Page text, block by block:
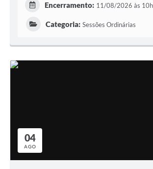
Encerramento: 11/08/2026 às
Categoria: Sessões Ordinárias
04
AGO